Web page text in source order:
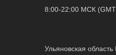
8:00-22:00 МСК
Ульяновская